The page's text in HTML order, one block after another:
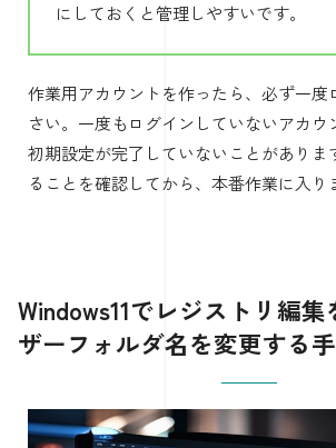
にしておくと管理しやすいです。
作業用アカウントを作ったら、必ず一度
さい。一度もログインしていないアカウ
初期設定が完了していないことがありま
ることを確認してから、本番作業に入り
Windows11でレジストリ編
ザーフォルダ名を変更する